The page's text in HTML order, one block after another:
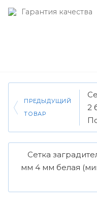
Гарантия качества
ПРЕДЫДУЩИЙ
ТОВАР
2
Сетка
мм 4 мм белая